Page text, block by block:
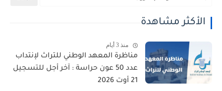
الأكثر مشاهدة
منذ 3 أيام
مناظرة المعهد الوطني للتراث لإنتداب
عدد 50 عون حراسة : آخر أجل للتسجيل
21 أوت 2026